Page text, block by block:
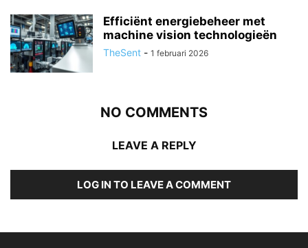
Efficiënt energiebeheer met
machine vision technologieën
TheSent - 1 februari 2026
NO COMMENTS
LEAVE A REPLY
LOG IN TO LEAVE A COMMENT